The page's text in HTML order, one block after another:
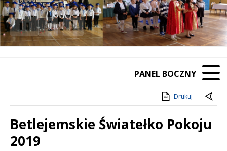
Poprzedni Element
Następny Element
❚❚
PANEL BOCZNY
Drukuj
Betlejemskie Światełko Pokoju
2019